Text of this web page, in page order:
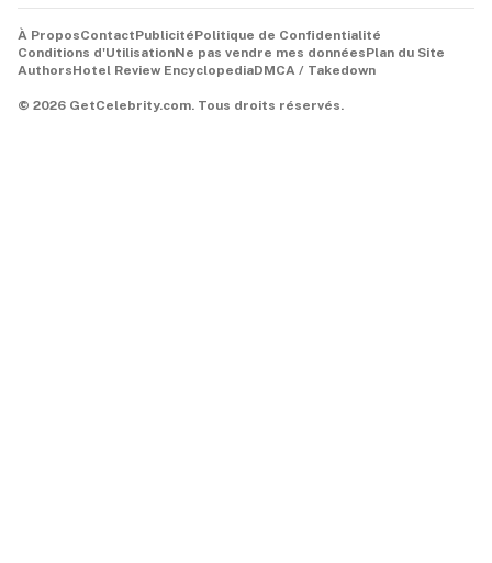
À ProposContactPublicitéPolitique de Confidentialité
Conditions d'UtilisationNe pas vendre mes donnéesPlan du Site
AuthorsHotel Review EncyclopediaDMCA / Takedown
© 2026 GetCelebrity.com. Tous droits réservés.